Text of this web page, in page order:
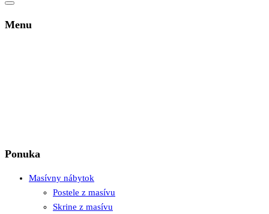
Menu
Ponuka
Masívny nábytok
Postele z masívu
Skrine z masívu